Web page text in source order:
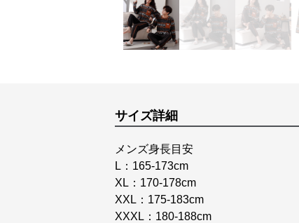
サイズ詳細
メンズ身長目安
L：165-173cm
XL：170-178cm
XXL：175-183cm
XXXL：180-188cm